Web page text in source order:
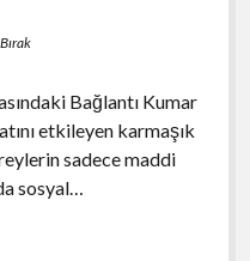
Bağlantı Kumar
etkileyen karmaşık
sadece maddi
sosyal…